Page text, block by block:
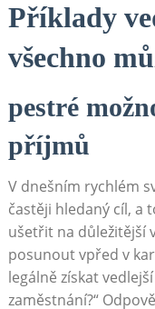
Příklady
všechno
pestré
příjmů
V dnešním rychlém
častěji hledaný ⁣cíl, a‌
ušetřit na důležitější
posunout⁤ vpřed v
legálně získat
zaměstnání?“